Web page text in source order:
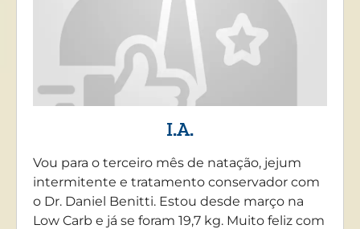
I.A.
Vou para o terceiro mês de natação, jejum
intermitente e tratamento conservador com
o Dr. Daniel Benitti. Estou desde março na
Low Carb e já se foram 19,7 kg. Muito feliz com